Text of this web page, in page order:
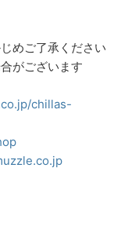
めご了承ください
がございます
chillas-